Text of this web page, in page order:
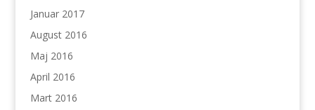
Januar 2017
August 2016
Maj 2016
April 2016
Mart 2016